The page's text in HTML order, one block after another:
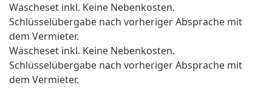
Wäscheset inkl. Keine Nebenkosten.
Schlüsselübergabe nach vorheriger Absprache mit
dem Vermieter.
Wäscheset inkl. Keine Nebenkosten.
Schlüsselübergabe nach vorheriger Absprache mit
dem Vermieter.